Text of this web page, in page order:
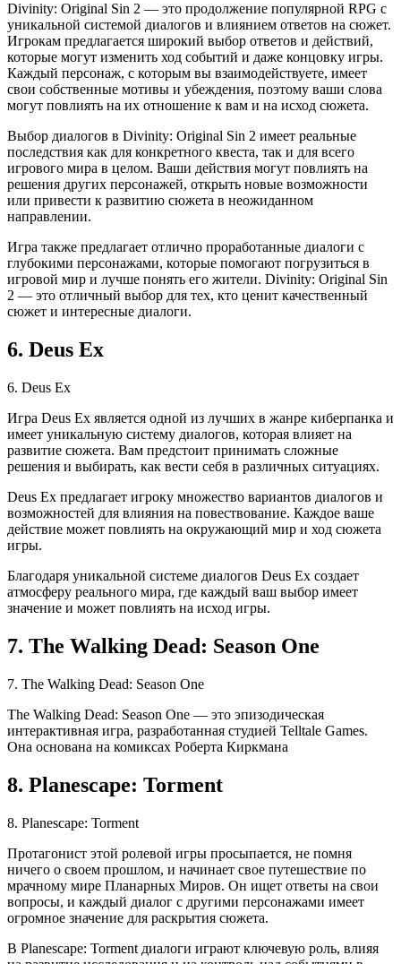
Divinity: Original Sin 2 — это продолжение популярной RPG с
уникальной системой диалогов и влиянием ответов на сюжет.
Игрокам предлагается широкий выбор ответов и действий,
которые могут изменить ход событий и даже концовку игры.
Каждый персонаж, с которым вы взаимодействуете, имеет
свои собственные мотивы и убеждения, поэтому ваши слова
могут повлиять на их отношение к вам и на исход сюжета.
Выбор диалогов в Divinity: Original Sin 2 имеет реальные
последствия как для конкретного квеста, так и для всего
игрового мира в целом. Ваши действия могут повлиять на
решения других персонажей, открыть новые возможности
или привести к развитию сюжета в неожиданном
направлении.
Игра также предлагает отлично проработанные диалоги с
глубокими персонажами, которые помогают погрузиться в
игровой мир и лучше понять его жители. Divinity: Original Sin
2 — это отличный выбор для тех, кто ценит качественный
сюжет и интересные диалоги.
6. Deus Ex
6. Deus Ex
Игра Deus Ex является одной из лучших в жанре киберпанка и
имеет уникальную систему диалогов, которая влияет на
развитие сюжета. Вам предстоит принимать сложные
решения и выбирать, как вести себя в различных ситуациях.
Deus Ex предлагает игроку множество вариантов диалогов и
возможностей для влияния на повествование. Каждое ваше
действие может повлиять на окружающий мир и ход сюжета
игры.
Благодаря уникальной системе диалогов Deus Ex создает
атмосферу реального мира, где каждый ваш выбор имеет
значение и может повлиять на исход игры.
7. The Walking Dead: Season One
7. The Walking Dead: Season One
The Walking Dead: Season One — это эпизодическая
интерактивная игра, разработанная студией Telltale Games.
Она основана на комиксах Роберта Киркмана
8. Planescape: Torment
8. Planescape: Torment
Протагонист этой ролевой игры просыпается, не помня
ничего о своем прошлом, и начинает свое путешествие по
мрачному мире Планарных Миров. Он ищет ответы на свои
вопросы, и каждый диалог с другими персонажами имеет
огромное значение для раскрытия сюжета.
В Planescape: Torment диалоги играют ключевую роль, влияя